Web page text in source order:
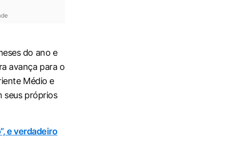
do ano e
avança para o
Médio e
seus próprios
e verdadeiro